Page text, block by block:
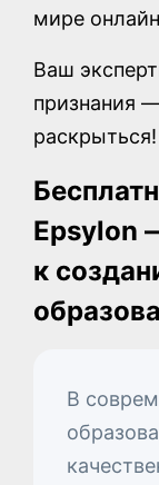
мире
Ваш
признания
раскрыться!
Epsylon
к
В